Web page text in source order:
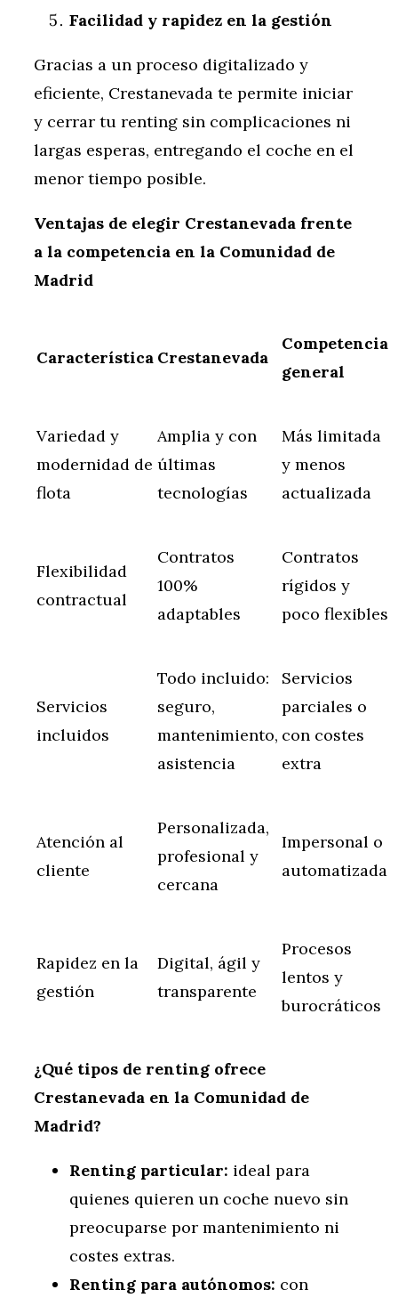
Facilidad y rapidez en la gestión
Gracias a un proceso digitalizado y
eficiente, Crestanevada te permite iniciar
y cerrar tu renting sin complicaciones ni
largas esperas, entregando el coche en el
menor tiempo posible.
Ventajas de elegir Crestanevada frente
a la competencia en la Comunidad de
Madrid
Característica Crestanevada
Competencia
general
Variedad y
modernidad de
flota
Amplia y con
últimas
tecnologías
Más limitada
y menos
actualizada
Flexibilidad
contractual
Contratos
100%
adaptables
Contratos
rígidos y
poco flexibles
Servicios
incluidos
Todo incluido:
seguro,
mantenimiento,
asistencia
Servicios
parciales o
con costes
extra
Atención al
cliente
Personalizada,
profesional y
cercana
Impersonal o
automatizada
Rapidez en la
gestión
Digital, ágil y
transparente
Procesos
lentos y
burocráticos
¿Qué tipos de renting ofrece
Crestanevada en la Comunidad de
Madrid?
Renting particular: ideal para
quienes quieren un coche nuevo sin
preocuparse por mantenimiento ni
costes extras.
Renting para autónomos: con